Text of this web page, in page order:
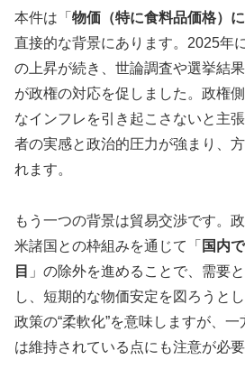
本件は「 物価（特に食料品価格）
直接的な背景にあります。2025年
の上昇が続き、世論調査や選挙結
が政権の対応を促しました。政権
なインフレを引き起こさないと主
者の実感と政治的圧力が強まり、
れます。
もう一つの背景は貿易交渉です。
米諸国との枠組みを通じて「 国内
目 」の除外を進めることで、需要
し、短期的な物価安定を図ろうと
政策の“柔軟化”を意味しますが、
は維持されている点にも注意が必要